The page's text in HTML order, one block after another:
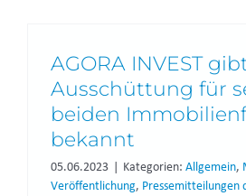
AGORA INVEST
Ausschüttung für
beiden
bekannt
05.06.2023 | Kategorien: Allgemein,
Veröffentlichung, Pressemitteilungen